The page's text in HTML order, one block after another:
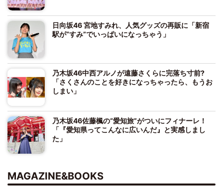
日向坂46 宮地すみれ、人気グッズの再販に「新宿
駅が“すみ”でいっぱいになっちゃう」
乃木坂46中西アルノが遠藤さくらに完落ち寸前?
「さくさんのことを好きになっちゃったら、もうお
しまい」
乃木坂46佐藤楓の“愛知旅”がついにフィナーレ！
「『愛知県ってこんなに広いんだ』と実感しまし
た」
MAGAZINE&BOOKS